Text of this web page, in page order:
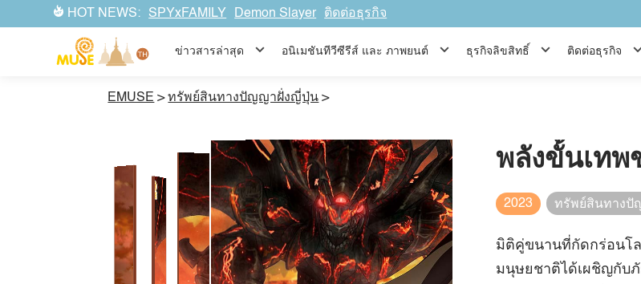
HOT NEWS: SPYxFAMILY Demon Slayer ติดต่อธุรกิจ
ข่าวสารล่าสุด อนิเมชันทีวีซีรีส์ และ ภาพยนต์ ธุรกิจลิขสิทธิ์ ติดต่อธุรกิจ
EMUSE >ทรัพย์สินทางปัญญาฝั่งญี่ปุ่น >
พลังขั้นเทพ
2023 ทรัพย์สินทาง
มิติคู่ขนานที่กัดกร่อนโล
มนุษยชาติได้เผชิญกับภั